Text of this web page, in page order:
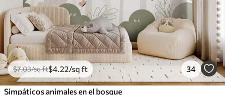
$7.03/sq ft$4 .22/sq ft 34
Simpáticos animales en el bosque